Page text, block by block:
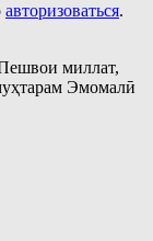
авторизоваться.
миллат,
Эмомалӣ